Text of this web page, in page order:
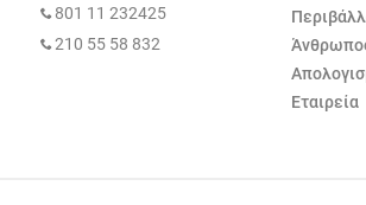
801 11 232425
210 55 58 832
Εταιρεία